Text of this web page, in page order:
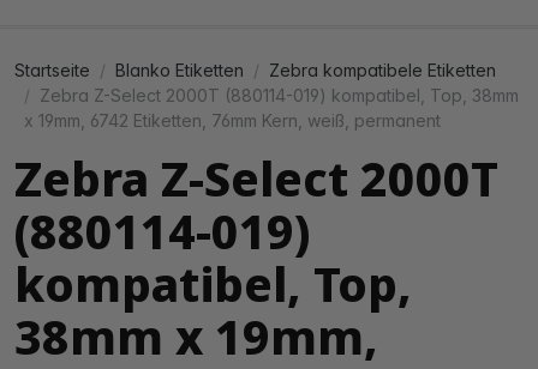
Startseite Blanko Etiketten
Zebra kompatibele Etiketten
Zebra Z-Select 2000T (880114-019) kompatibel, Top, 38mm
x 19mm, 6742 Etiketten, 76mm Kern, weiß, permanent
Zebra Z-Select 2000T
(880114-019)
kompatibel, Top,
38mm x 19mm,